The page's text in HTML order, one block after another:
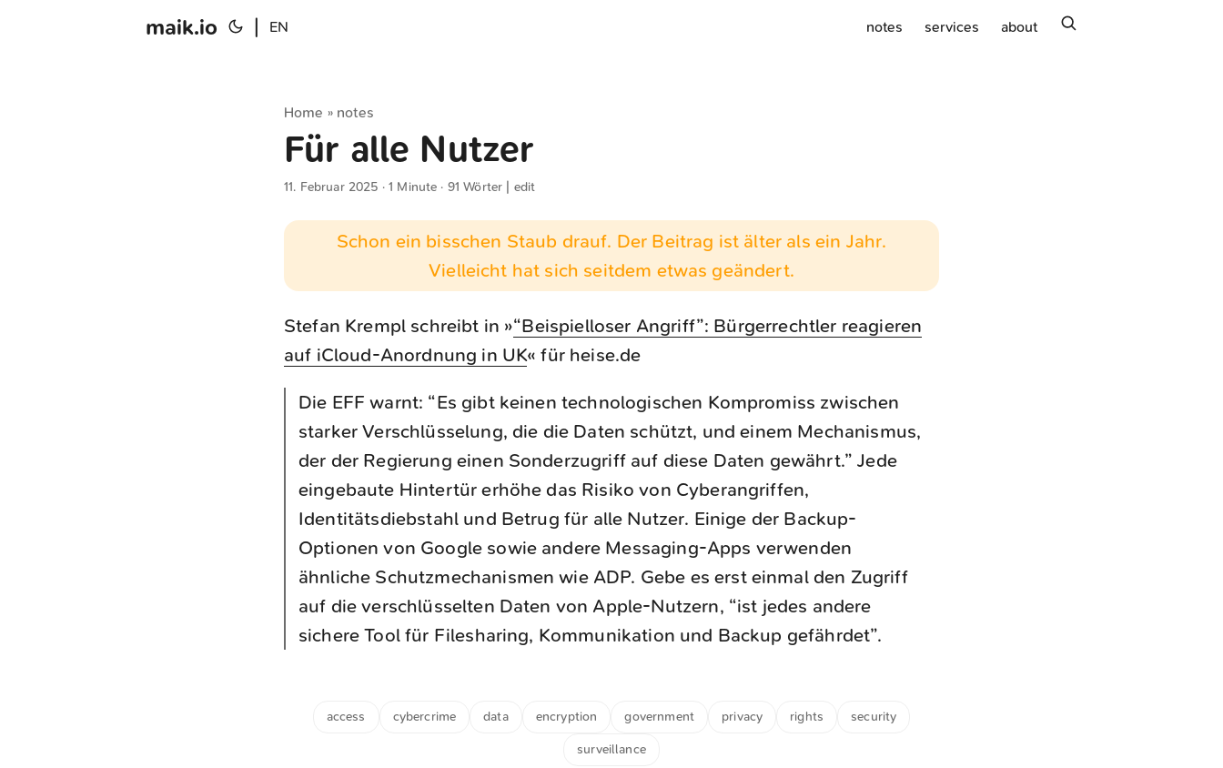
maik.io EN notes services about
Home » notes
Für alle Nutzer
11. Februar 2025 · 1 Minute · 91 Wörter | edit
Schon ein bisschen Staub drauf. Der Beitrag ist älter als ein Jahr.
Vielleicht hat sich seitdem etwas geändert.
Stefan Krempl schreibt in »“Beispielloser Angriff”: Bürgerrechtler reagieren
auf iCloud-Anordnung in UK« für heise.de
Die EFF warnt: “Es gibt keinen technologischen Kompromiss zwischen
starker Verschlüsselung, die die Daten schützt, und einem Mechanismus,
der der Regierung einen Sonderzugriff auf diese Daten gewährt.” Jede
eingebaute Hintertür erhöhe das Risiko von Cyberangriffen,
Identitätsdiebstahl und Betrug für alle Nutzer. Einige der Backup-
Optionen von Google sowie andere Messaging-Apps verwenden
ähnliche Schutzmechanismen wie ADP. Gebe es erst einmal den Zugriff
auf die verschlüsselten Daten von Apple-Nutzern, “ist jedes andere
sichere Tool für Filesharing, Kommunikation und Backup gefährdet”.
access cybercrime data encryption government privacy rights security
surveillance